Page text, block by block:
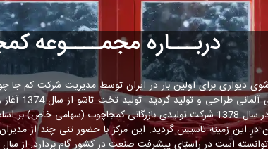
دربـــاره مجمــــوعه
داخل ادامه یافت. در سال 1378 شرکت تولیدی بازرگانی کمجاچوب